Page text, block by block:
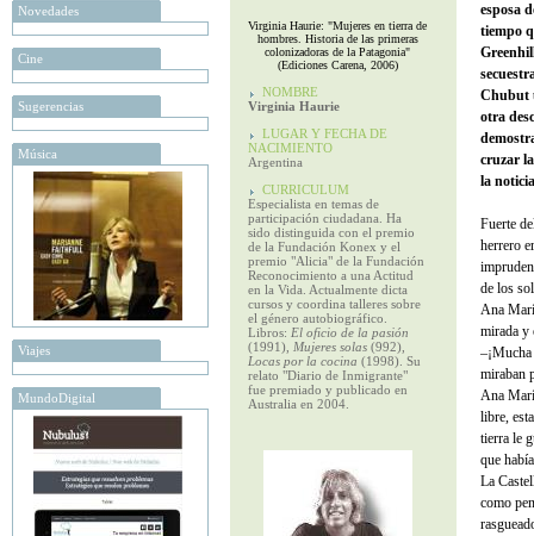
Novedades
Cine
Sugerencias
Música
Viajes
MundoDigital
Virginia Haurie: "Mujeres en tierra de
hombres. Historia de las primeras
colonizadoras de la Patagonia"
(Ediciones Carena, 2006)
NOMBRE
Virginia Haurie
LUGAR Y FECHA DE
NACIMIENTO
Argentina
CURRICULUM
Especialista en temas de
participación ciudadana. Ha
sido distinguida con el premio
de la Fundación Konex y el
premio "Alicia" de la Fundación
Reconocimiento a una Actitud
en la Vida. Actualmente dicta
cursos y coordina talleres sobre
el género autobiográfico.
Libros: El oficio de la pasión
(1991), Mujeres solas (992),
Locas por la cocina (1998). Su
relato "Diario de Inmigrante"
fue premiado y publicado en
Australia en 2004.
esposa
tiempo
Chubut
otra
cruzar
la
Fuerte
herrero
de los
Ana
mirada y
miraban
Ana
libre,
tierra le
que
La
como